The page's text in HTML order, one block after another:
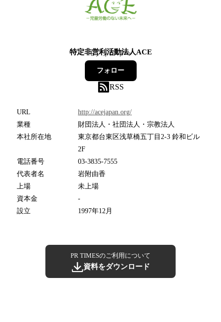
特定非営利活動法人ACE
6フォロワー
フォロー
RSS
URL
http://acejapan.org/
業種
財団法人・社団法人・宗教法人
本社所在地
東京都台東区浅草橋五丁目2-3 鈴和ビル
2F
電話番号
03-3835-7555
代表者名
岩附由香
上場
未上場
資本金
-
設立
1997年12月
PR TIMESのご利用について
資料をダウンロード